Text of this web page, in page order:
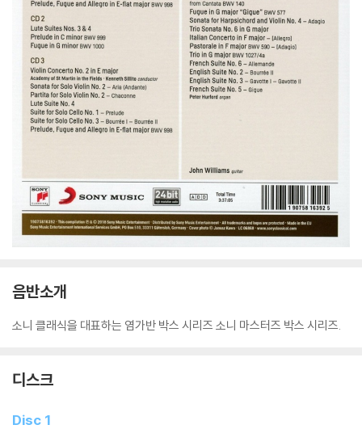
음반소개
소니 클래식을 대표하는 염가반 박스 시리즈 소니 마스터즈 박스 시리즈.
디스크
Disc 1